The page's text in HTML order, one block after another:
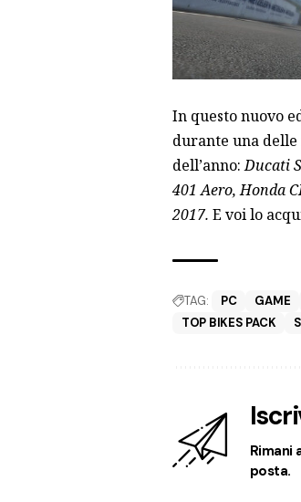
In questo nuovo
durante una
dell’anno:Ducati
401 Aero, Honda
2017. E voi lo
TAG: PC GAME
TOP BIKES PACK
Rimani
posta.